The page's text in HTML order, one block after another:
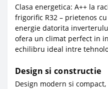
Clasa energetica: A++ la
frigorific R32 – prietenos
energie datorita
ofera un climat perfect in
echilibru ideal intre
Design si constructie
Design modern si